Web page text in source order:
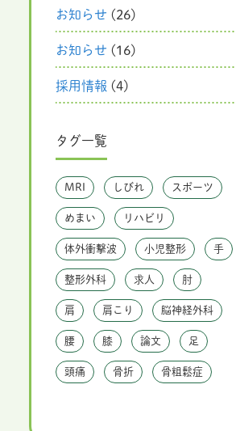
お知らせ (26)
お知らせ (16)
採用情報 (4)
タグ一覧
MRI しびれ スポーツ
めまい リハビリ
体外衝撃波 小児整形 手
整形外科 求人 肘
肩 肩こり 脳神経外科
腰 膝 論文 足
頭痛 骨折 骨粗鬆症